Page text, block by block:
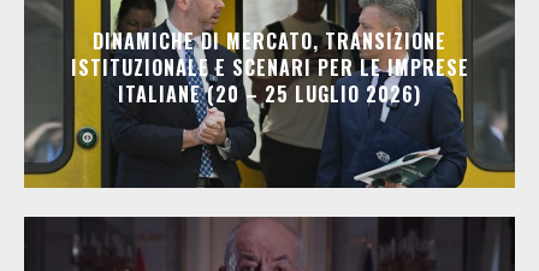
DINAMICHE DI MERCATO, TRANSIZIONE
ISTITUZIONALE E SCENARI PER LE IMPRESE
ITALIANE (20 – 25 LUGLIO 2026)